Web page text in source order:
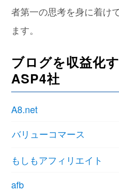
者第一の思考を身に着け
ます。
ブログを収益化
ASP4社
A8.net
バリューコマース
もしもアフィリエイト
afb